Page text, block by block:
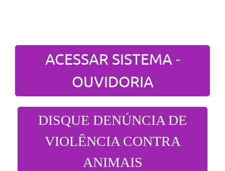
ACESSAR SISTEMA -
OUVIDORIA
DISQUE DENÚNCIA DE
VIOLÊNCIA CONTRA
ANIMAIS